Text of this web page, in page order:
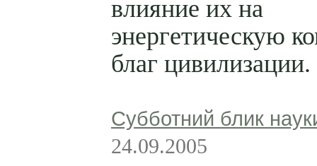
влияние их на
энергетическую
благ цивилизации.
Субботний блик
24.09.2005